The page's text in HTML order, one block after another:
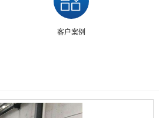
客户案例